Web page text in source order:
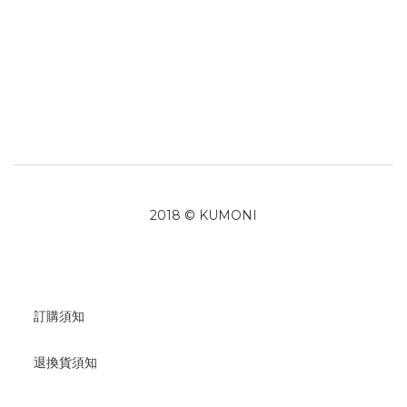
2018 © KUMONI
訂購須知
退換貨須知